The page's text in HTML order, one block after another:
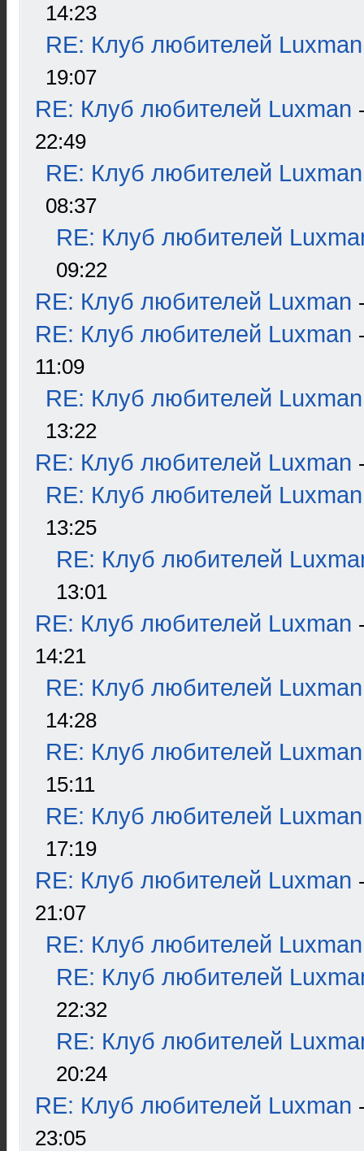
14:23
RE: Клуб любителей Luxman
19:07
RE: Клуб любителей Luxman
22:49
RE: Клуб любителей Luxman
08:37
RE: Клуб любителей
09:22
RE: Клуб любителей Luxman
RE: Клуб любителей Luxman
11:09
RE: Клуб любителей Luxman
13:22
RE: Клуб любителей Luxman
RE: Клуб любителей Luxman
13:25
RE: Клуб любителей
13:01
RE: Клуб любителей Luxman
14:21
RE: Клуб любителей Luxman
14:28
RE: Клуб любителей Luxman
15:11
RE: Клуб любителей Luxman
17:19
RE: Клуб любителей Luxman
21:07
RE: Клуб любителей Luxman
RE: Клуб любителей
22:32
RE: Клуб любителей
20:24
RE: Клуб любителей Luxman
23:05